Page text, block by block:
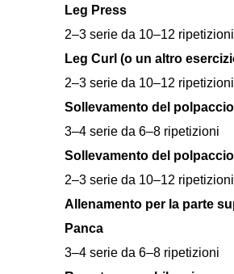
Leg Press
2–3 serie da 10–12 ripetizioni
Leg Curl (o un altro
2–3 serie da 10–12 ripetizioni
Sollevamento del
3–4 serie da 6–8 ripetizioni
Sollevamento del
2–3 serie da 10–12 ripetizioni
Allenamento per la parte
Panca
3–4 serie da 6–8 ripetizioni